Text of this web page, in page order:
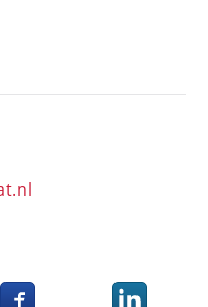
Bluesky
Deel dit item opDeel dit